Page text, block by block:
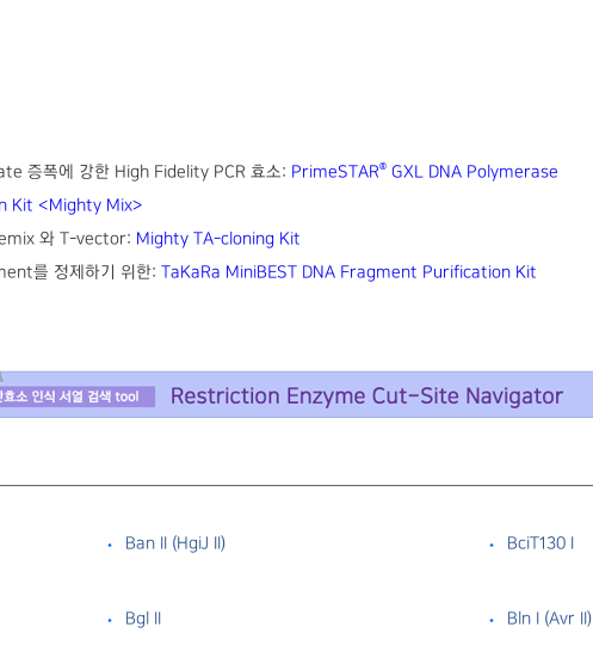
증폭에 강한 High Fidelity PCR 효소: PrimeSTAR® GXL DNA Polymerase
Kit ＜Mighty Mix＞
와 T-vector: Mighty TA-cloning Kit
를 정제하기 위한: TaKaRa MiniBEST DNA Fragment Purification Kit
Ban II （HgiJ II） BciT130 I
Bgl II Bln I （Avr II）